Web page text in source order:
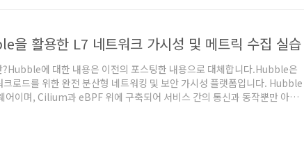
활용한 L7 네트워크 가시성 및 메트릭 수집 실습
에 대한 내용은 이전의 포스팅한 내용으로 대체합니다.Hubble은
크로드를 위한 완전 분산형 네트워킹 및 보안 가시성 플랫폼입니다. Hubble
어이며, Cilium과 eBPF 위에 구축되어 서비스 간의 통신과 동작뿐만 아니
기반 datapath 위에서 동작하며, gRPC를 통해 수집된 L3~L7 네트